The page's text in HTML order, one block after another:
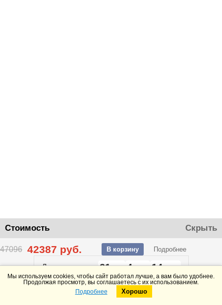
Стоимость Скрыть
47096 42387 руб. В корзину Подробнее
До конца акции21 4 14
Telegram
Мы используем cookies, чтобы сайт работал лучше, а вам было удобнее.
Продолжая просмотр, вы соглашаетесь с их использованием.
Подробнее
Хорошо